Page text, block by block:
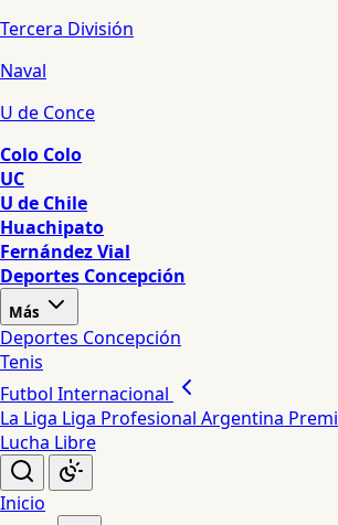
Tercera División
Naval
U de Conce
Colo Colo
UC
U de Chile
Huachipato
Fernández Vial
Deportes Concepción
Más
Deportes Concepción
Tenis
Futbol Internacional
La Liga Liga Profesional Argentina
Lucha Libre
Inicio